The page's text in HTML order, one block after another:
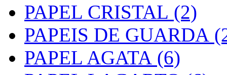
PAPEL CRISTAL (2)
PAPEIS DE GUARDA
PAPEL AGATA (6)